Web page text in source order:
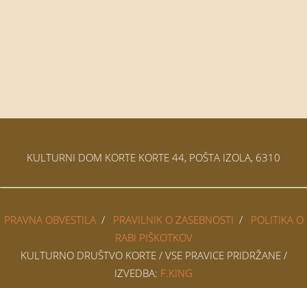
KULTURNI DOM KORTE KORTE 44, POŠTA IZOLA, 6310
PRAVNA OBVESTILA/ PRAVILNIK O ZASEBNOSTI / POLITIKA O
RABI PIŠKOTKOV
KULTURNO DRUŠTVO KORTE / VSE PRAVICE PRIDRŽANE /
IZVEDBA: F.KING